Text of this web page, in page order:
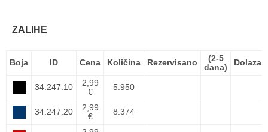
ZALIHE
Boja ID Cena Količina Rezervisano
(2-5
dana)
Dolazak
34.247.10
2,99
€
5.950
34.247.20
2,99
€
8.374